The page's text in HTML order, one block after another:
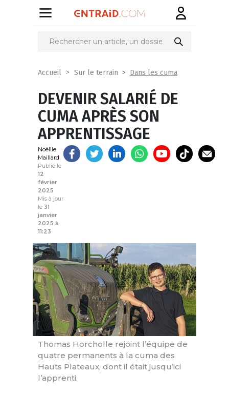
Partager
Accueil Sur le terrain Dans les cuma
DEVENIR SALARIÉ DE
CUMA APRÈS SON
APPRENTISSAGE
Noëllie
Maillard
Publié le
12
février
2025
Mis à jour
le 31
janvier
2025 à
11:23
Thomas Horcholle rejoint l’équipe de
quatre permanents à la cuma des
Hauts Plateaux, dont il était jusqu’ici
l’apprenti.